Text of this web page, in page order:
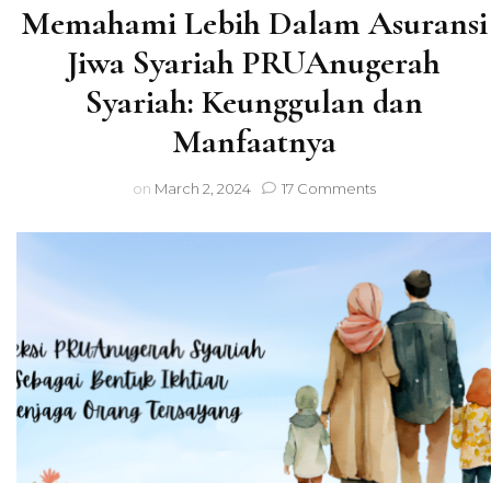
Memahami Lebih Dalam Asuransi
Jiwa Syariah PRUAnugerah
Syariah: Keunggulan dan
Manfaatnya
on March 2, 2024 17 Commentson
Lebih
Asuransi
Jiwa
Syariah
PRUAnugerah
Syariah:
Keunggulan
dan
Manfaatnya